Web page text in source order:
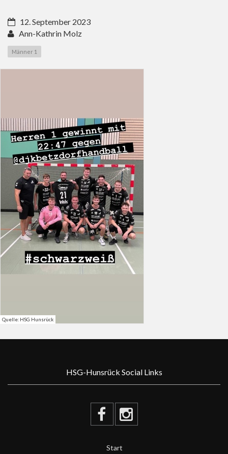
12. September 2023
Ann-Kathrin Molz
Männer 1
Quelle: HSG Hunsrück
HSG-Hunsrück Social Links
Start